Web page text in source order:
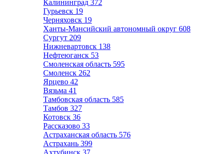
Калининград 372
Гурьевск 19
Черняховск 19
Ханты-Мансийский автономный округ 608
Сургут 209
Нижневартовск 138
Нефтеюганск 53
Смоленская область 595
Смоленск 262
Ярцево 42
Вязьма 41
Тамбовская область 585
Тамбов 327
Котовск 36
Рассказово 33
Астраханская область 576
Астрахань 399
Ахтубинск 37